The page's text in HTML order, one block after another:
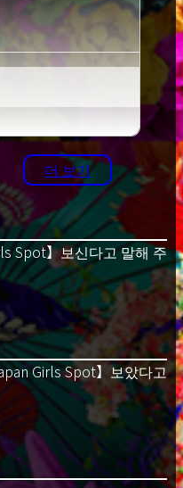
엔
.
, 비서, 접수원, 승
용하시는 분은 연회
다.
불됩니다.
좌로 이루어지므로
더 보기
Spot】보신다고 말해 주
Girls Spot】보았다고